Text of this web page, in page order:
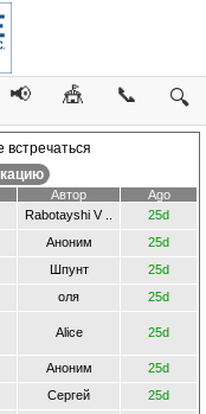
📢 🎪 📞 🔍
Автор Ago
Rabotayshi V .. 25d
Аноним 25d
Шпунт 25d
оля 25d
Alice 25d
Аноним 25d
Сергей 25d